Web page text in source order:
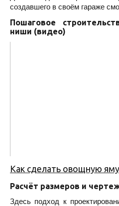
создавшего в своём гараже
Пошаговое
ниши (видео)
Как сделать овощную яму
Расчёт размеров и
Здесь подход к